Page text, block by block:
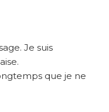
Je suis
que je ne